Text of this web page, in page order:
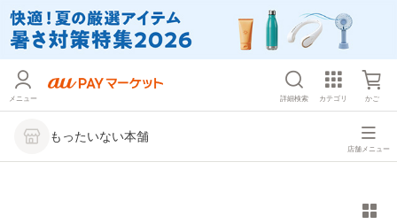
メニュー 詳細検索 カテゴリ かご
もったいない本舗
店舗メニュー